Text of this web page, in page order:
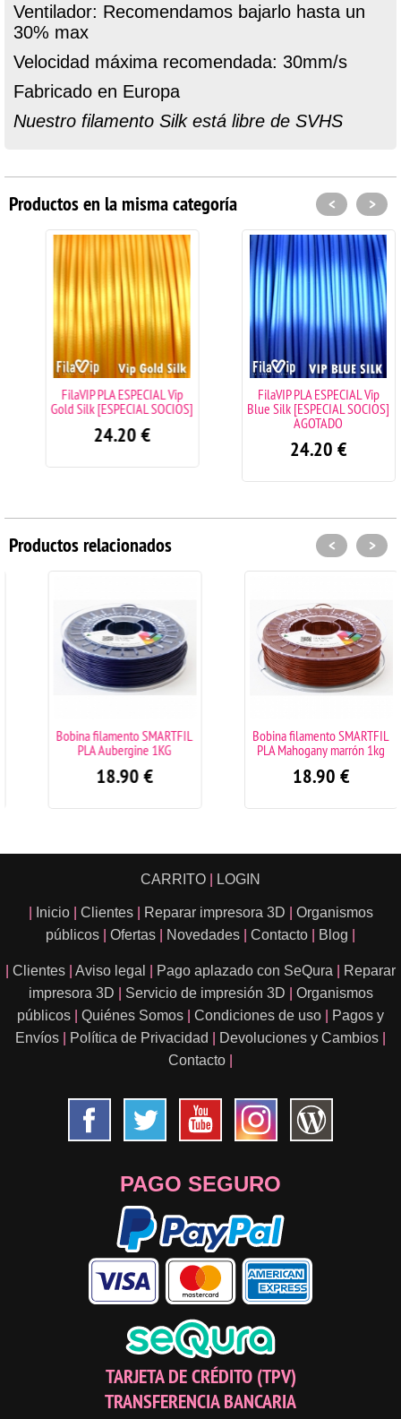
Ventilador: Recomendamos bajarlo hasta un
30% max
Velocidad máxima recomendada: 30mm/s
Fabricado en Europa
Nuestro filamento Silk está libre de SVHS
Productos en la misma categoría
FilaVIP PLA ESPECIAL Vip
Gold Silk [ESPECIAL SOCIOS]
24.20€
FilaVIP PLA ESPECIAL Vip
Blue Silk [ESPECIAL SOCIOS]
AGOTADO
24.20€
< >
Productos relacionados
Bobina filamento SMARTFIL
PLA Aubergine 1KG
18.90€
Bobina filamento SMARTFIL
PLA Mahogany marrón 1kg
18.90€
< >
CARRITO LOGIN
Inicio Clientes Reparar impresora 3D
Organismos
públicos
Ofertas Novedades Contacto Blog
Clientes Aviso legal Pago aplazado con SeQura
Reparar
impresora 3D
Servicio de impresión 3D
Organismos
públicos
Quiénes Somos Condiciones de uso
Pagos y
Envíos
Política de Privacidad Devoluciones y Cambios
Contacto
PAGO SEGURO
TARJETA DE CRÉDITO (TPV)
TRANSFERENCIA BANCARIA